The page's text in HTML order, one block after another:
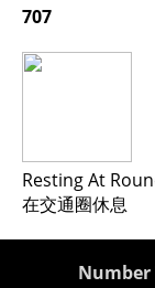
707
Resting At
在交通圈休息
Number